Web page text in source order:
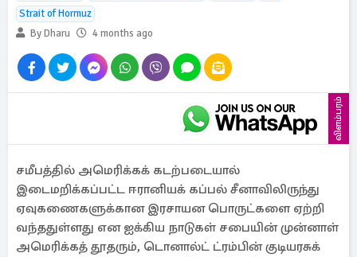
Strait of Hormuz
By Dharu
4 months ago
விளம்பரம்
சமீபத்தில் அமெரிக்கக் கடற்படையால்
இடைமறிக்கப்பட்ட ஈரானியக் கப்பல் சீனாவிலிருந்து
ஏவுகணைகளுக்கான இரசாயன பொருட்களை ஏற்றி
வந்ததுள்ளது என ஐக்கிய நாடுகள் சபையின் முன்னாள்
அமெரிக்கத் தூதரும், டொனால்ட் ட்ரம்பின் குடியரசுக்